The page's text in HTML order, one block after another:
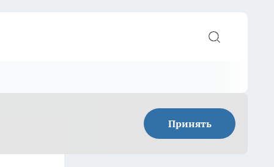
Принять